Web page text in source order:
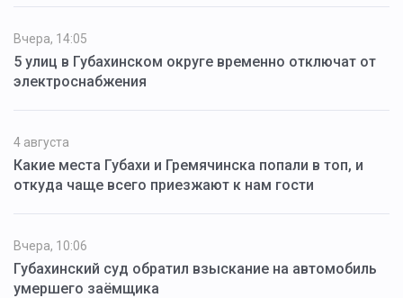
Вчера, 14:05
5 улиц в Губахинском округе временно отключат от
электроснабжения
4 августа
Какие места Губахи и Гремячинска попали в топ, и
откуда чаще всего приезжают к нам гости
Вчера, 10:06
Губахинский суд обратил взыскание на автомобиль
умершего заёмщика